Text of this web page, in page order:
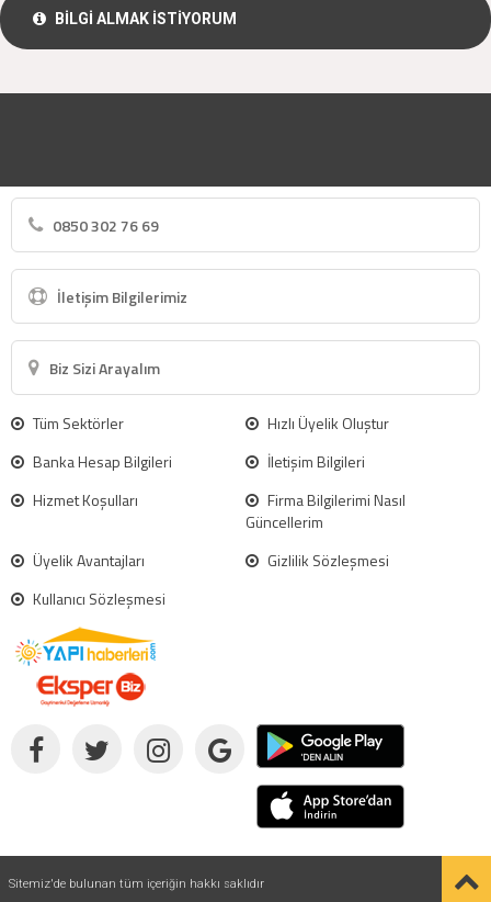
BİLGİ ALMAK İSTİYORUM
0850 302 76 69
İletişim Bilgilerimiz
Biz Sizi Arayalım
Tüm Sektörler
Hızlı Üyelik Oluştur
Banka Hesap Bilgileri
İletişim Bilgileri
Hizmet Koşulları
Firma Bilgilerimi Nasıl
Güncellerim
Üyelik Avantajları
Gizlilik Sözleşmesi
Kullanıcı Sözleşmesi
Sitemiz'de bulunan tüm içeriğin hakkı saklıdır